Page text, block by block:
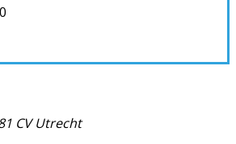
CV Utrecht